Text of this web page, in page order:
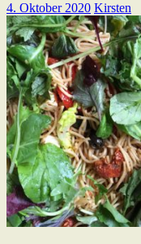
4. Oktober 2020 Kirsten